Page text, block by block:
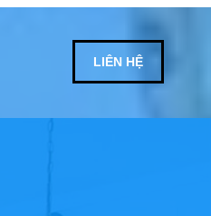
LIÊN HỆ